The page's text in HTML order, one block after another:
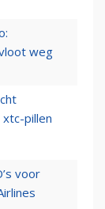
weg
pillen
voor